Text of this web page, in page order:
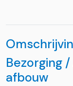
Bezorging
afbouw